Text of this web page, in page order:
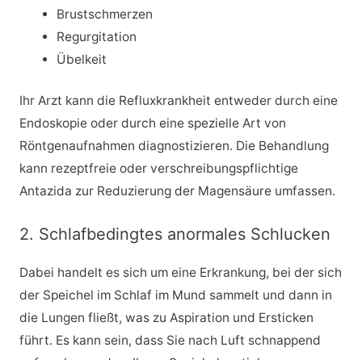
Brustschmerzen
Regurgitation
Übelkeit
Ihr Arzt kann die Refluxkrankheit entweder durch eine
Endoskopie oder durch eine spezielle Art von
Röntgenaufnahmen diagnostizieren. Die Behandlung
kann rezeptfreie oder verschreibungspflichtige
Antazida zur Reduzierung der Magensäure umfassen.
2. Schlafbedingtes anormales Schlucken
Dabei handelt es sich um eine Erkrankung, bei der sich
der Speichel im Schlaf im Mund sammelt und dann in
die Lungen fließt, was zu Aspiration und Ersticken
führt. Es kann sein, dass Sie nach Luft schnappend